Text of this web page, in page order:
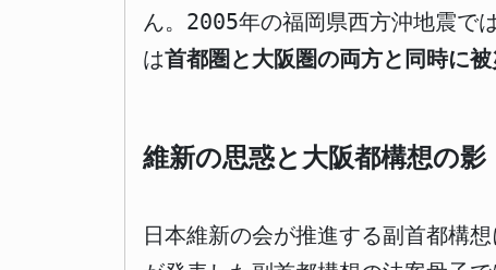
ん。2005年の福岡県西方沖地震で
は首都圏と大阪圏の両方と同時に
維新の思惑と大阪都構想の影
日本維新の会が推進する副首都構